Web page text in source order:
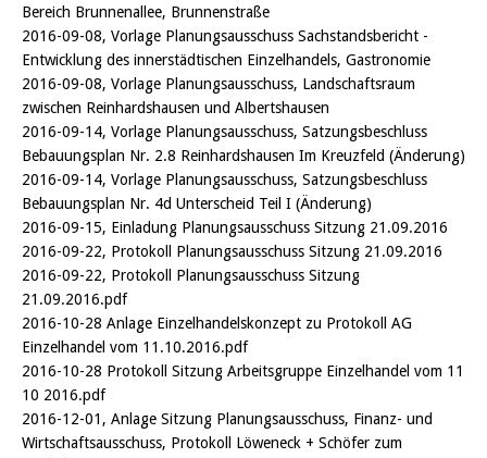
Bereich Brunnenallee, Brunnenstraße
2016-09-08, Vorlage Planungsausschuss Sachstandsbericht -
Entwicklung des innerstädtischen Einzelhandels, Gastronomie
2016-09-08, Vorlage Planungsausschuss, Landschaftsraum
zwischen Reinhardshausen und Albertshausen
2016-09-14, Vorlage Planungsausschuss, Satzungsbeschluss
Bebauungsplan Nr. 2.8 Reinhardshausen Im Kreuzfeld (Änderung)
2016-09-14, Vorlage Planungsausschuss, Satzungsbeschluss
Bebauungsplan Nr. 4d Unterscheid Teil I (Änderung)
2016-09-15, Einladung Planungsausschuss Sitzung 21.09.2016
2016-09-22, Protokoll Planungsausschuss Sitzung 21.09.2016
2016-09-22, Protokoll Planungsausschuss Sitzung
21.09.2016.pdf
2016-10-28 Anlage Einzelhandelskonzept zu Protokoll AG
Einzelhandel vom 11.10.2016.pdf
2016-10-28 Protokoll Sitzung Arbeitsgruppe Einzelhandel vom 11
10 2016.pdf
2016-12-01, Anlage Sitzung Planungsausschuss, Finanz- und
Wirtschaftsausschuss, Protokoll Löweneck + Schöfer zum